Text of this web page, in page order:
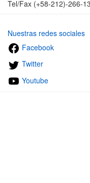
Tel/Fax (+58-212)-266-
Nuestras redes sociales
Facebook
Twitter
Youtube